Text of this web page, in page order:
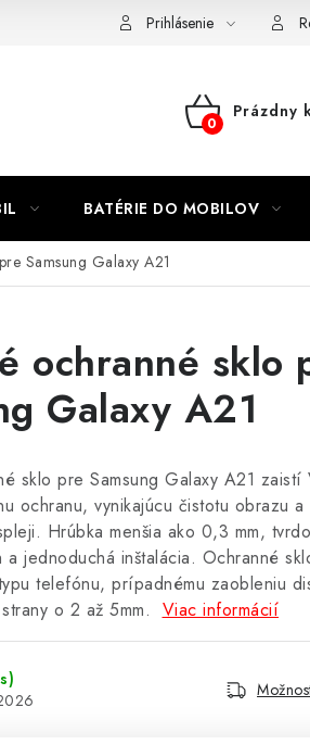
Prihlásenie
NÁKUPNÝ
Prázdny
BATÉRIE DO MOBILOV
Samsung Galaxy A21
ochranné sklo
Galaxy A21
sklo pre Samsung Galaxy A21 zaistí
ochranu, vynikajúcu čistotu obrazu a
Hrúbka menšia ako 0,3 mm,
jednoduchá inštalácia. Ochranné
telefónu, prípadnému zaobleniu
o 2 až 5mm. Viac informácií